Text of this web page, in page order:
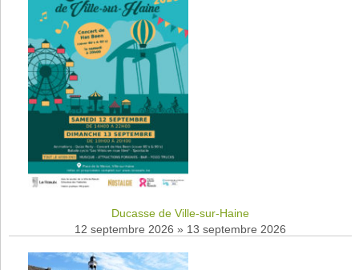
Ducasse de Ville-sur-Haine
12 septembre 2026 » 13 septembre 2026